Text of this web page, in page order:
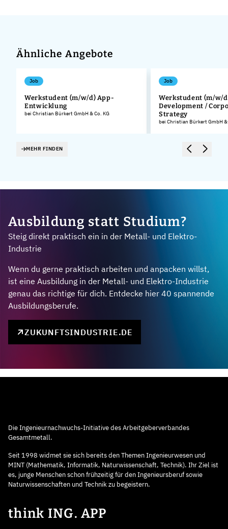
Ähnliche Angebote
Job
Werkstudent (m/w/d) App-
Entwicklung
bei Christian Bürkert GmbH & Co. KG
Job
Werkstudent (m/w/
Development /
Strategy
bei Christian Bürkert GmbH &
MEHR FINDEN
Ausbildung statt Studium?
Steig direkt praktisch ein in der Metall- und Elektro-
Industrie
Wenn du gerne praktisch arbeiten und anpacken willst,
ist eine Ausbildung in der Metall- und Elektro-Industrie
genau das richtige für dich. Entdecke hier 40 spannende
Ausbildungsberufe.
ZUKUNFTSINDUSTRIE.DE
Die Ingenieurnachwuchs-Initiative des Arbeitgeberverbandes
Gesamtmetall.
Seit 1998 widmet sie sich bereits den Themen Ingenieurwesen und
MINT (Mathematik, Informatik, Naturwissenschaft, Technik). Ihr Ziel ist
es, junge Menschen schon frühzeitig für den Ingenieursberuf sowie
Naturwissenschaften und Technik zu begeistern.
think ING. APP